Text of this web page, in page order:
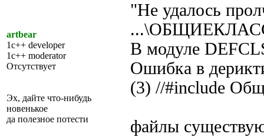
artbear
1c++ developer
1c++ moderator
Отсутствует
Эх, дайте что-нибудь
новенькое
да полезное потести
"Не удалось
В модуле
Ошибка в
(3) //#include
файлы